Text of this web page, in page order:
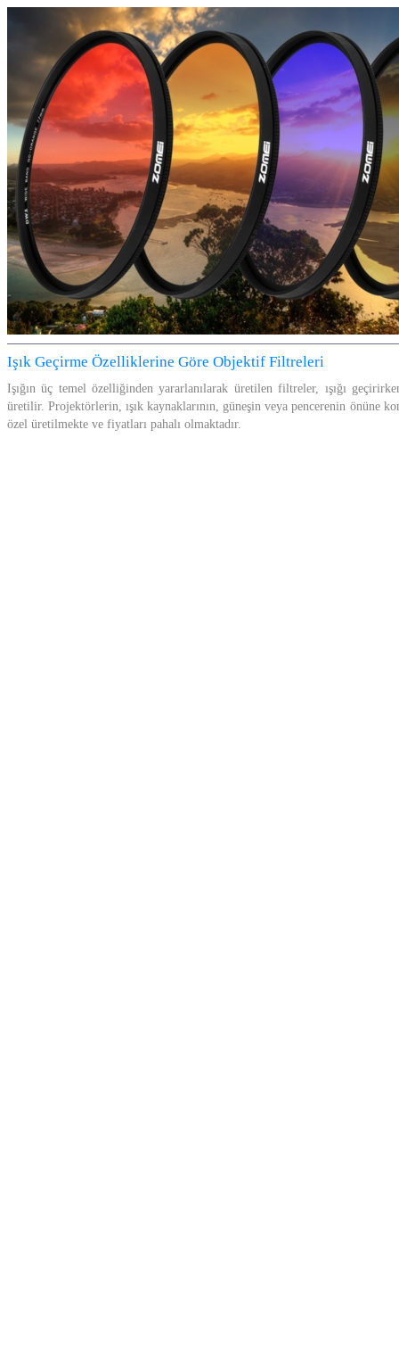
Işık Geçirme Özelliklerine Göre Objektif Filtreleri
Işığın üç temel özelliğinden yararlanılarak üretilen filtreler, ışığı
üretilir. Projektörlerin, ışık kaynaklarının, güneşin veya pencerenin önüne
özel üretilmekte ve fiyatları pahalı olmaktadır.